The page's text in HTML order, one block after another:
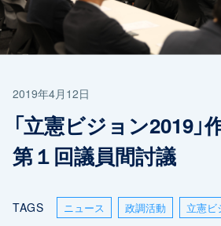
2019年4月12日
「立憲ビジョン2019」
第１回議員間討議
TAGS ニュース 政調活動 立憲ビ